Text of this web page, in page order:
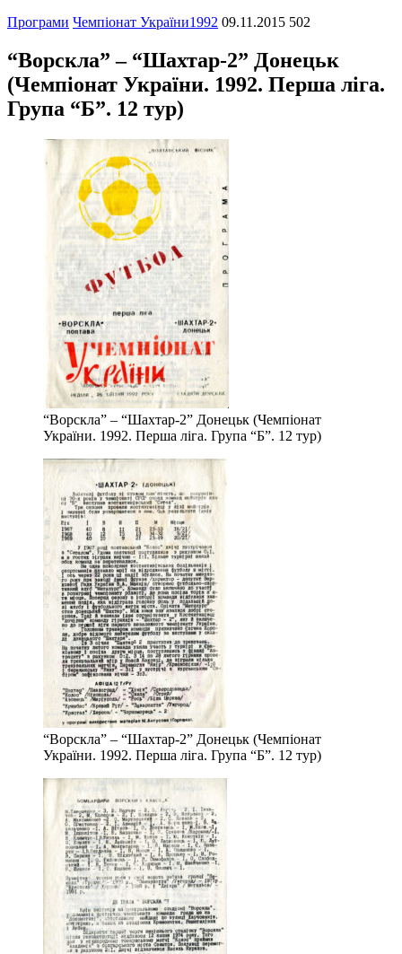
Програми Чемпіонат України1992 09.11.2015 502
“Ворскла” – “Шахтар-2” Донецьк
(Чемпіонат України. 1992. Перша ліга.
Група “Б”. 12 тур)
“Ворскла” – “Шахтар-2” Донецьк (Чемпіонат
України. 1992. Перша ліга. Група “Б”. 12 тур)
“Ворскла” – “Шахтар-2” Донецьк (Чемпіонат
України. 1992. Перша ліга. Група “Б”. 12 тур)